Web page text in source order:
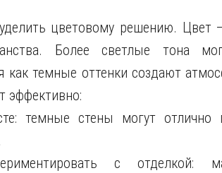
цветовому решению.
Более светлые тона
как темные оттенки создают
эффективно:
темные стены могут отлично
с отделкой: